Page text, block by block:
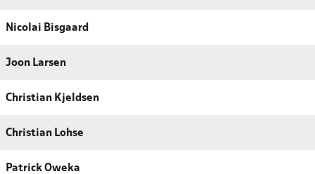
Nicolai Bisgaard
Joon Larsen
Christian Kjeldsen
Christian Lohse
Patrick Oweka